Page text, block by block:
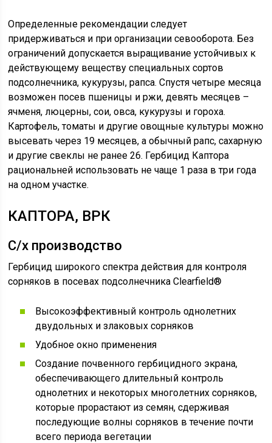
Определенные рекомендации следует
придерживаться и при организации севооборота. Без
ограничений допускается выращивание устойчивых к
действующему веществу специальных сортов
подсолнечника, кукурузы, рапса. Спустя четыре месяца
возможен посев пшеницы и ржи, девять месяцев –
ячменя, люцерны, сои, овса, кукурузы и гороха.
Картофель, томаты и другие овощные культуры можно
высевать через 19 месяцев, а обычный рапс, сахарную
и другие свеклы не ранее 26. Гербицид Каптора
рациональней использовать не чаще 1 раза в три года
на одном участке.
КАПТОРА, ВРК
С/х производство
Гербицид широкого спектра действия для контроля
сорняков в посевах подсолнечника Clearfield®
​Высокоэффективный контроль однолетних
двудольных и злаковых сорняков
Удобное окно применения
Создание почвенного гербицидного экрана,
обеспечивающего длительный контроль
однолетних и некоторых многолетних сорняков,
которые прорастают из семян, сдерживая
последующие волны сорняков в течение почти
всего периода вегетации